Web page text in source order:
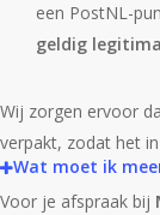
een PostNL-
geldig
Wij zorgen ervoor
verpakt, zodat het in
Wat moet ik
Voor je afspraak bij